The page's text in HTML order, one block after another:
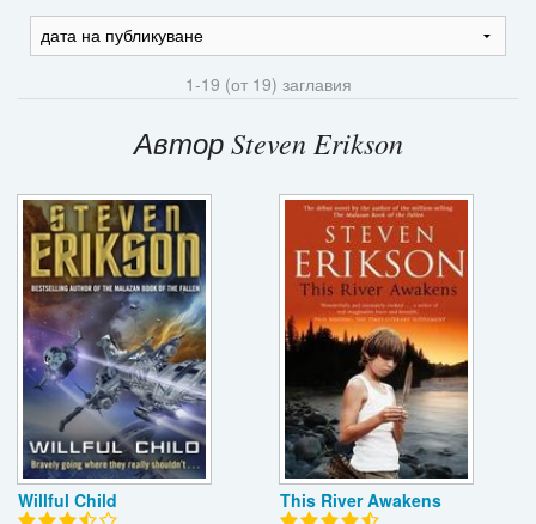
Печатни книги
Подаръци
Ваучери
Промоции
Контакти
Вход
Регистрация
1-19 (от 19) заглавия
Автор Steven Erikson
Willful Child This River Awakens